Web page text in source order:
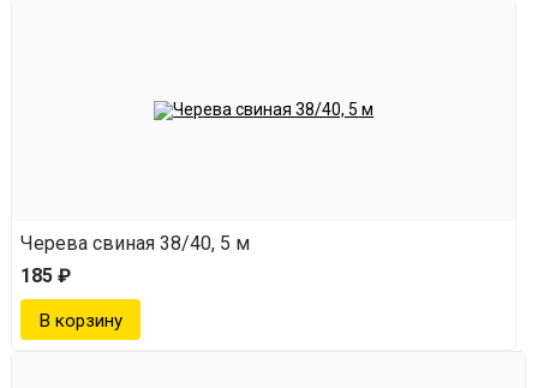
Черева свиная 38/40, 5 м
185 ₽